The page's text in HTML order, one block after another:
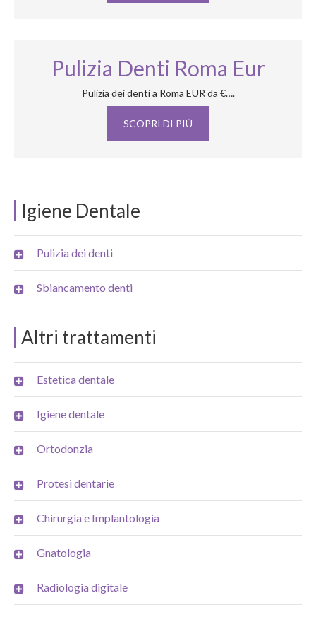
Igiene Dentale
Pulizia dei denti
Sbiancamento denti
Altri trattamenti
Estetica dentale
Igiene dentale
Ortodonzia
Protesi dentarie
Chirurgia e Implantologia
Gnatologia
Radiologia digitale
Pulizia Denti Roma Eur
Pulizia dei denti a Roma EUR da €….
SCOPRI DI PIÙ